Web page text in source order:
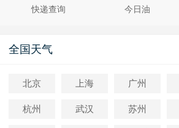
快递查询
今日油
全国天气
北京 上海 广州
杭州 武汉 苏州